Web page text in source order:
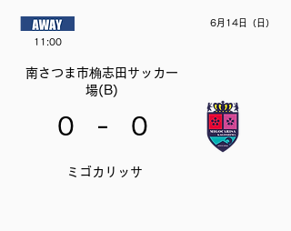
6月14日（日）
11:00
南さつま市桷志田サッカー
場(B)
0 - 0
ミゴカリッサ